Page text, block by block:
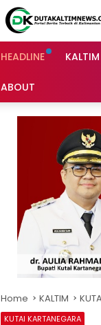
HEADLINE KALTIM
ABOUT
Home KALTIM
KUTAI KARTANEGARA